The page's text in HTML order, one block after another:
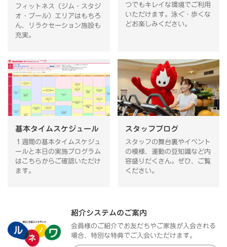
フィットネス（ジム・スタジ
オ・プール）エリアはもちろ
ん、リラクセーション施設も
充実。
つでもキレイな環境でご利用
いただけます。泳ぐ・歩くな
どお楽しみください。
基本タイムスケジュール
１週間の基本タイムスケジュ
ールと本日の実施プログラム
はこちらからご確認いただけ
ます。
スタッフブログ
スタッフの舞台裏やイベント
の模様、運動の豆知識など内
容盛りだくさん。ぜひ、ご覧
ください。
紹介システムのご案内
会員様のご紹介でお友だちやご家族が入会される
場合、特別な特典でご入会いただけます。